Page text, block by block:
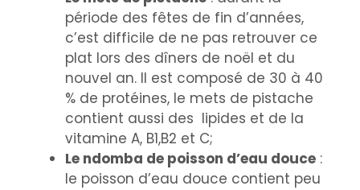
période des fêtes de fin d’années,
c’est difficile de ne pas retrouver ce
plat lors des dîners de noël et du
nouvel an. Il est composé de 30 à 40
% de protéines, le mets de pistache
contient aussi des lipides et de la
vitamine A, B1,B2 et C;
Le ndomba de poisson d’eau douce :
le poisson d’eau douce contient peu